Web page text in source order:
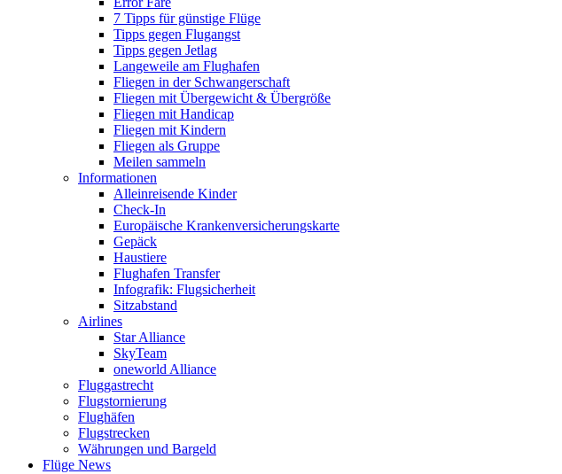
7 Tipps für günstige Flüge
Tipps gegen Flugangst
Tipps gegen Jetlag
Langeweile am Flughafen
Fliegen in der Schwangerschaft
Fliegen mit Übergewicht & Übergröße
Fliegen mit Handicap
Fliegen mit Kindern
Fliegen als Gruppe
Meilen sammeln
Informationen
Alleinreisende Kinder
Check-In
Europäische Krankenversicherungskarte
Gepäck
Haustiere
Flughafen Transfer
Infografik: Flugsicherheit
Sitzabstand
Airlines
Star Alliance
SkyTeam
oneworld Alliance
Fluggastrecht
Flugstornierung
Flughäfen
Flugstrecken
Währungen und Bargeld
Flüge News